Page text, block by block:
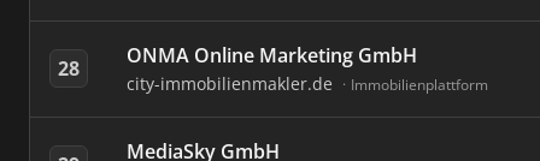
28 ONMA Online Marketing GmbH
city-immobilienmakler.de Immobilienplattform
MediaSky GmbH